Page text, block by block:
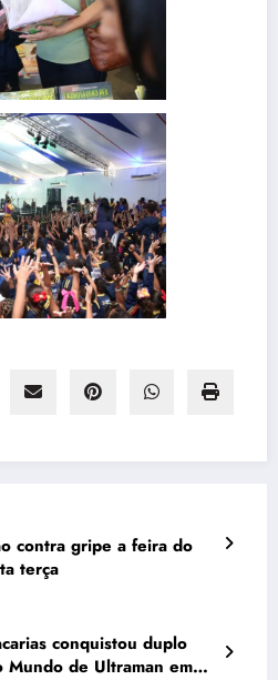
contra gripe a feira do
terça
conquistou duplo
Mundo de Ultraman em